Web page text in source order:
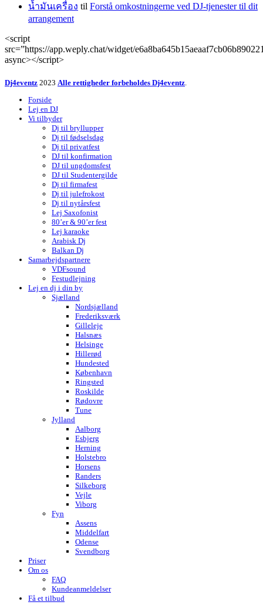
น้ำมันเครื่อง til Forstå omkostningerne ved DJ-tjenester til dit
arrangement
<script
src=”https://app.weply.chat/widget/
async></script>
Dj4eventz 2023 Alle rettigheder forbeholdes Dj4eventz
Forside
Lej en DJ
Vi tilbyder
Dj til bryllupper
Dj til fødselsdag
Dj til privatfest
DJ til konfirmation
DJ til ungdomsfest
DJ til Studentergilde
Dj til firmafest
Dj til julefrokost
Dj til nytårsfest
Lej Saxofonist
80’er & 90’er fest
Lej karaoke
Arabisk Dj
Balkan Dj
Samarbejdspartnere
VDFsound
Festudlejning
Lej en dj i din by
Sjælland
Nordsjælland
Frederiksværk
Gilleleje
Halsnæs
Helsinge
Hillerød
Hundested
København
Ringsted
Roskilde
Rødovre
Tune
Jylland
Aalborg
Esbjerg
Herning
Holstebro
Horsens
Randers
Silkeborg
Vejle
Viborg
Fyn
Assens
Middelfart
Odense
Svendborg
Priser
Om os
FAQ
Kundeanmeldelser
Få et tilbud